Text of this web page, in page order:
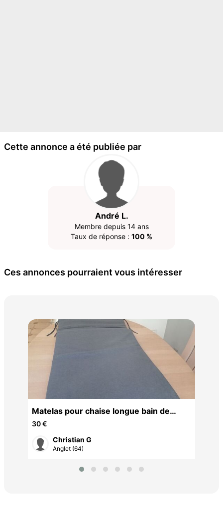
Cette annonce a été publiée par
André L.
Membre depuis 14 ans
Taux de réponse : 100 %
Ces annonces pourraient vous intéresser
Matelas pour chaise longue bain de
soleil
30 €
Christian G
Anglet (64)